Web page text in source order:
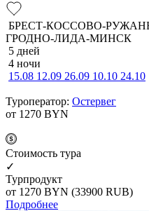
БРЕСТ-КОССОВО-
ГРОДНО-ЛИДА-МИНСК
5 дней
4 ночи
15.08 12.09 26.09 10.10 24.10
Туроператор: Остервег
от 1270 BYN
Cтоимость тура
✓
Турпродукт
от 1270 BYN (33900 RUB)
Подробнее